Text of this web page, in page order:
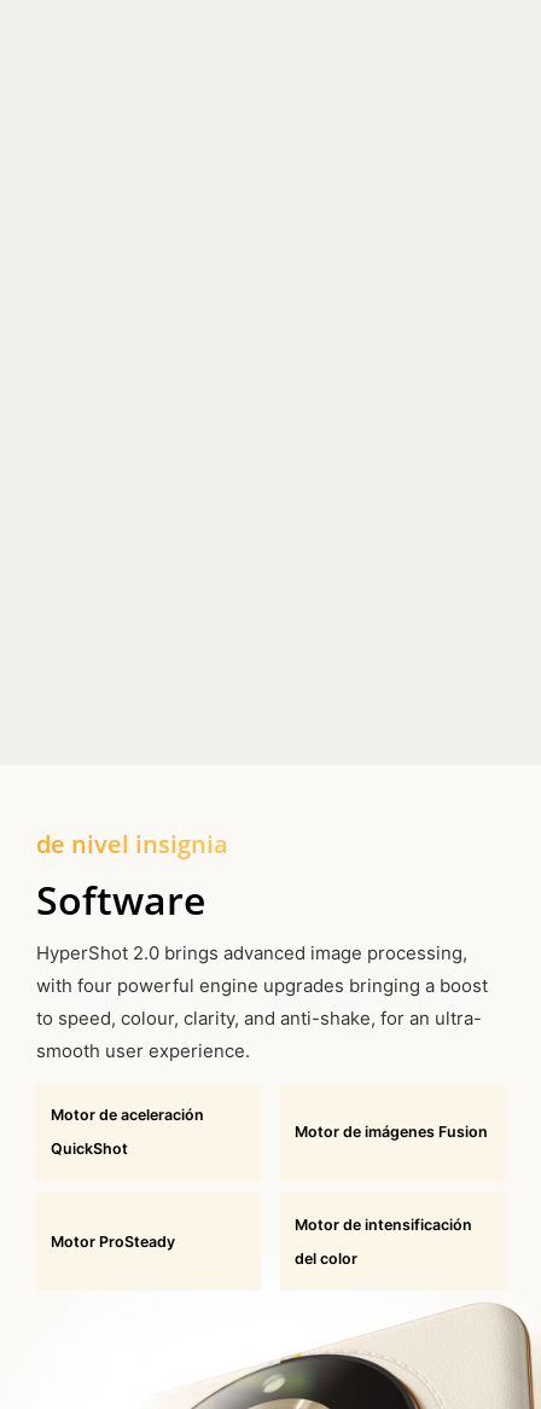
de nivel insignia
Software
HyperShot 2.0 brings advanced image processing,
with four powerful engine upgrades bringing a boost
to speed, colour, clarity, and anti-shake, for an ultra-
smooth user experience.
Motor de aceleración
QuickShot
Motor de imágenes Fusion
Motor ProSteady
Motor de intensificación
del color